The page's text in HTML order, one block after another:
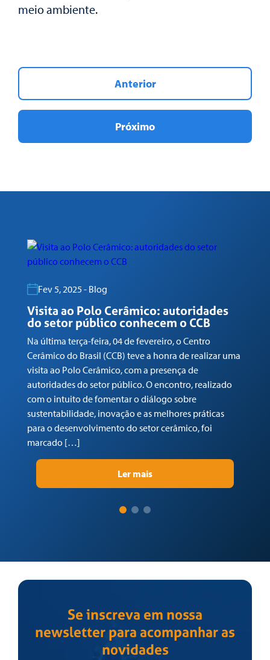
meio ambiente.
Anterior
Próximo
Fev 5, 2025 - Blog
Visita ao Polo Cerâmico: autoridades
do setor público conhecem o CCB
Na última terça-feira, 04 de fevereiro, o Centro
Cerâmico do Brasil (CCB) teve a honra de realizar uma
visita ao Polo Cerâmico, com a presença de
autoridades do setor público. O encontro, realizado
com o intuito de fomentar o diálogo sobre
sustentabilidade, inovação e as melhores práticas
para o desenvolvimento do setor cerâmico, foi
marcado […]
Ler mais
Se inscreva em nossa
newsletter para acompanhar as
novidades